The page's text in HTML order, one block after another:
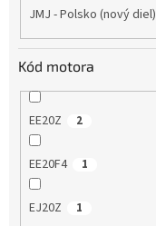
JMJ - Polsko (nový diel)
Kód motora
EE20Z 2
EE20F4 1
EJ20Z 1